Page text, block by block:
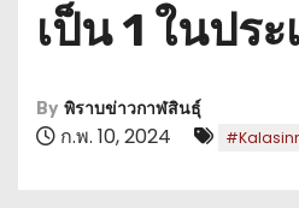
เป็น 1 ในปร
By พิราบข่าวกาฬสินธุ์
ก.พ. 10, 2024